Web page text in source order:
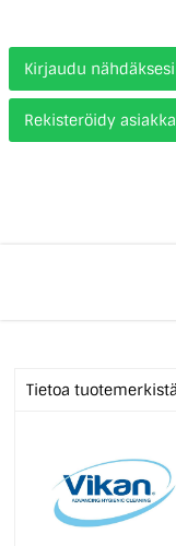
Kirjaudu
Rekisteröidy
Tietoa tuotemerkistä